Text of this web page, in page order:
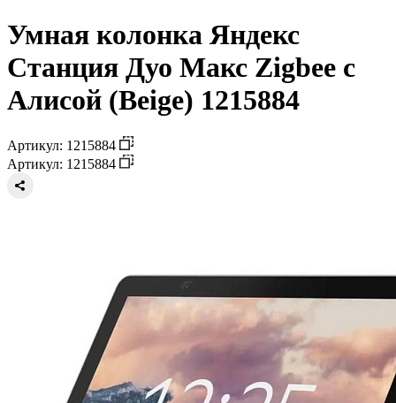
Умная колонка Яндекс
Станция Дуо Макс Zigbee с
Алисой (Beige) 1215884
Артикул: 1215884
Артикул: 1215884